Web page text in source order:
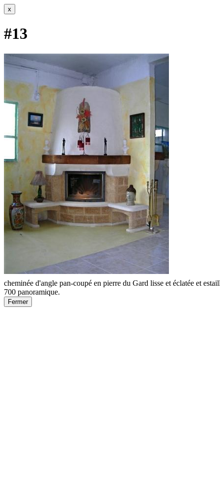
x
#13
cheminée d'angle pan-coupé en pierre du Gard lisse et éclatée et
700 panoramique.
Fermer